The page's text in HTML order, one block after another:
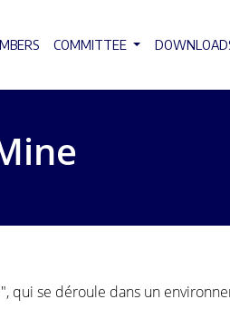
COMMITTEE
qui se déroule dans un